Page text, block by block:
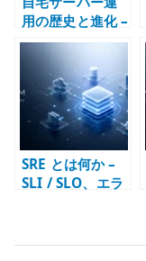
用の歴史と進化 –
Red Hat Linux
からマイクロデ
ータセンターま
で
SRE とは何か –
SLI / SLO、エラ